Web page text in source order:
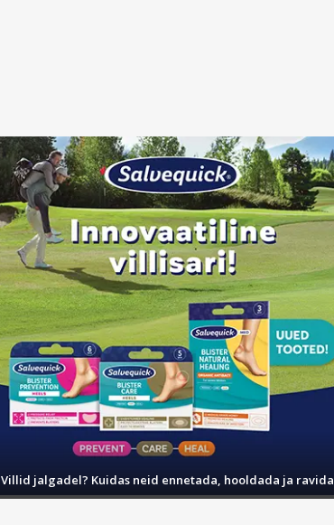
Villid jalgadel? Kuidas neid ennetada, hooldada ja ravida